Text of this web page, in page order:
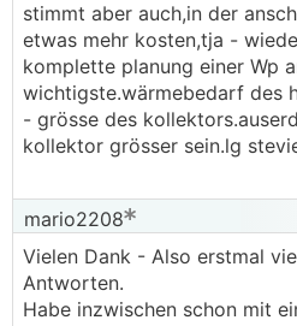
stimmt aber auch,in der
etwas mehr kosten,tja -
komplette planung einer Wp
wichtigste.wärmebedarf des
- grösse des
kollektor grösser sein.lg
mario2208
Vielen Dank - Also erstmal
Antworten.
Habe inzwischen schon mit